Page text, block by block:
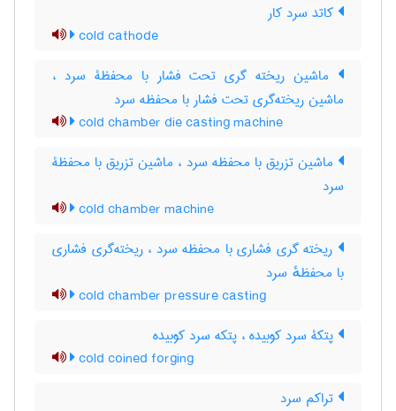
کاتد سرد کار
cold cathode
ماشین ریخته گری تحت فشار با محفظۀ سرد ،
ماشین ریخته‌گری تحت فشار با محفظه سرد
cold chamber die casting machine
ماشین تزریق با محفظه سرد ، ماشین تزریق با محفظۀ
سرد
cold chamber machine
ریخته گری فشاری با محفظه سرد ، ریخته‌گری فشاری
با محفظهٔ سرد
cold chamber pressure casting
پتکۀ سرد کوبیده ، پتکه سرد کوبیده
cold coined forging
تراکم سرد